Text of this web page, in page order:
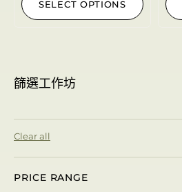
SELECT OPTIONS
篩選工作坊
Clear all
PRICE RANGE